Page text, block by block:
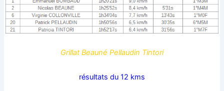
Grillat Beauné Pellaudin Tintori
résultats du 12 kms